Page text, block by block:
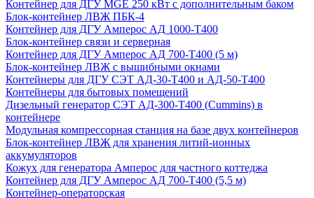
Контейнер для ДГУ MGE 250 кВт с дополнительным баком
Блок-контейнер ЛВЖ ПБК-4
Контейнер для ДГУ Амперос АД 1000-Т400
Блок-контейнер связи и серверная
Контейнер для ДГУ Амперос АД 700-Т400 (5 м)
Блок-контейнер ЛВЖ с вышибными окнами
Контейнеры для ДГУ СЭТ АД-30-Т400 и АД-50-Т400
Контейнеры для бытовых помещений
Дизельный генератор СЭТ АД-300-Т400 (Cummins) в
контейнере
Модульная компрессорная станция на базе двух контейнеров
Блок-контейнер ЛВЖ для хранения литий-ионных
аккумуляторов
Кожух для генератора Амперос для частного коттеджа
Контейнер для ДГУ Амперос АД 700-Т400 (5,5 м)
Контейнер-операторская